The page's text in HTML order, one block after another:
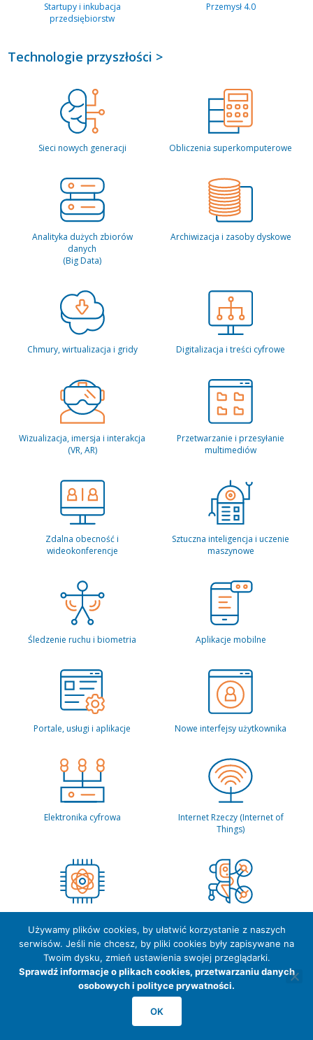
Startupy i inkubacja
przedsiębiorstw
Przemysł 4.0
Technologie przyszłości >
Sieci nowych generacji Obliczenia superkomputerowe
Analityka dużych zbiorów
danych
(Big Data)
Archiwizacja i zasoby dyskowe
Chmury, wirtualizacja i gridy Digitalizacja i treści cyfrowe
Wizualizacja, imersja i interakcja
(VR, AR)
Przetwarzanie i przesyłanie
multimediów
Zdalna obecność i
wideokonferencje
Sztuczna inteligencja i uczenie
maszynowe
Śledzenie ruchu i biometria Aplikacje mobilne
Portale, usługi i aplikacje Nowe interfejsy użytkownika
Elektronika cyfrowa
Internet Rzeczy (Internet of
Things)
Używamy plików cookies, by ułatwić korzystanie z naszych
serwisów. Jeśli nie chcesz, by pliki cookies były zapisywane na
Twoim dysku, zmień ustawienia swojej przeglądarki.
Sprawdź informacje o plikach cookies, przetwarzaniu danych
osobowych i polityce prywatności.
OK